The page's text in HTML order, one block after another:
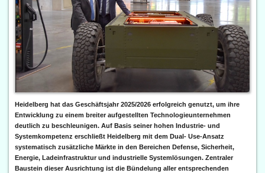
Heidelberg hat das Geschäftsjahr 2025/2026 erfolgreich genutzt, um ihre
Entwicklung zu einem breiter aufgestellten Technologieunternehmen
deutlich zu beschleunigen. Auf Basis seiner hohen Industrie- und
Systemkompetenz erschließt Heidelberg mit dem Dual- Use-Ansatz
systematisch zusätzliche Märkte in den Bereichen Defense, Sicherheit,
Energie, Ladeinfrastruktur und industrielle Systemlösungen. Zentraler
Baustein dieser Ausrichtung ist die Bündelung aller entsprechenden